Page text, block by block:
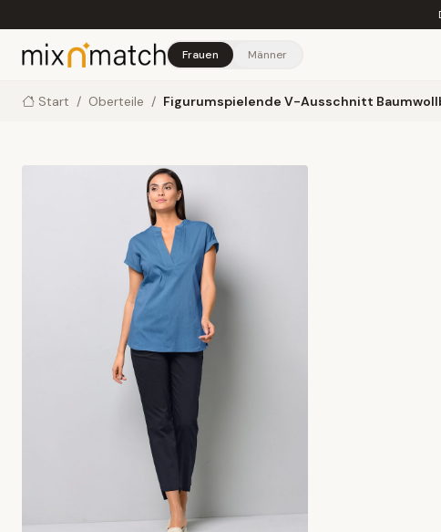
Frauen Männer
Start / Oberteile / Figurumspielende V-Ausschnitt